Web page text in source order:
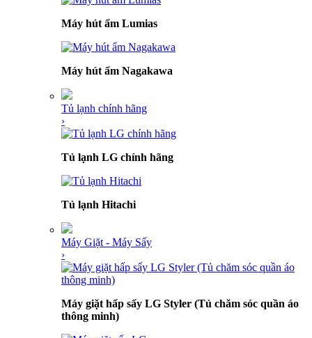
Máy hút ẩm Lumias
Máy hút ẩm Nagakawa
Tủ lạnh chính hãng
›
Tủ lạnh LG chính hãng
Tủ lạnh Hitachi
Máy Giặt - Máy Sấy
›
Máy giặt hấp sấy LG Styler (Tủ chăm sóc quần áo
thông minh)